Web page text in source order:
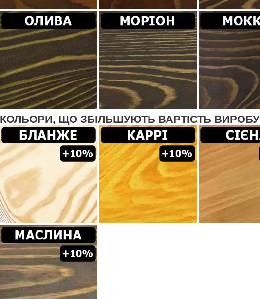
КОЛЬОРИ, ЩО ЗБІЛЬШУЮТЬ ВАРТІСТЬ ВИРОБУ